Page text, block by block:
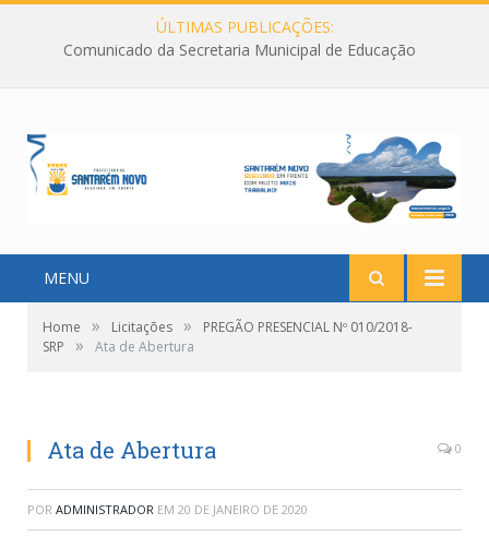
ÚLTIMAS PUBLICAÇÕES:
Comunicado da Secretaria Municipal de Educação
MENU
Home » Licitações »
PREGÃO PRESENCIAL Nº 010/2018-
SRP
» Ata de Abertura
Ata de Abertura 0
POR ADMINISTRADOR EM 20 DE JANEIRO DE 2020